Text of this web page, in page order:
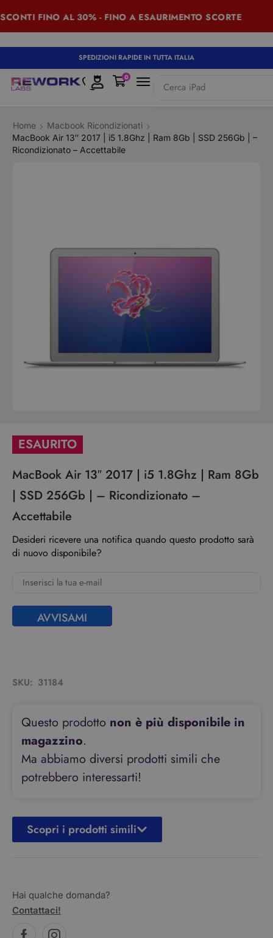
FINO AL 30% - FINO A ESAURIMENTO SCORTE
SPEDIZIONI RAPIDE IN TUTTA ITALIA
Cerca iPad
0
Home
Macbook Ricondizionati
MacBook Air 13″ 2017 | i5 1.8Ghz | Ram 8Gb | SSD 256Gb | –
Ricondizionato – Accettabile
ESAURITO
MacBook Air 13″ 2017 | i5 1.8Ghz | Ram 8Gb
| SSD 256Gb | – Ricondizionato –
Accettabile
Desideri ricevere una notifica quando questo prodotto sarà
di nuovo disponibile?
AVVISAMI
SKU: 31184
Questo prodotto non è più disponibile in
magazzino.
Ma abbiamo diversi prodotti simili che
potrebbero interessarti!
Scopri i prodotti simili
Hai qualche domanda?
Contattaci!